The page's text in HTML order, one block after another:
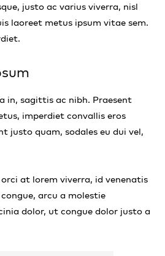
justo ac varius viverra, nisl
laoreet metus ipsum vitae sem.
in, sagittis ac nibh. Praesent
imperdiet convallis eros
justo quam, sodales eu dui vel,
at lorem viverra, id venenatis
arcu a molestie
dolor, ut congue dolor justo a